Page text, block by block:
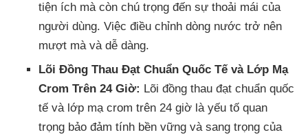
tiện ích mà còn chú trọng đến sự thoải mái của
người dùng. Việc điều chỉnh dòng nước trở nên
mượt mà và dễ dàng.
Lõi Đồng Thau Đạt Chuẩn Quốc Tế và Lớp Mạ
Crom Trên 24 Giờ: Lõi đồng thau đạt chuẩn quốc
tế và lớp mạ crom trên 24 giờ là yếu tố quan
trọng bảo đảm tính bền vững và sang trọng của